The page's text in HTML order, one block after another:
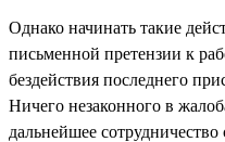
Однако начинать такие
письменной претензии к
бездействия последнего
Ничего незаконного в
дальнейшее сотрудничество